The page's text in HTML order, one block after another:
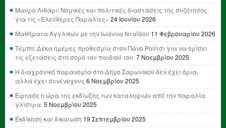
Μαύρο Λιθάρι: Νομικές και πολιτικές διαστάσεις της συζήτησης
για τις «Ελεύθερες Παραλίες» 24 Ιουνίου 2026
Μαθήματα Αγγλικών με την Ιωάννα Νταΐδου 11 Φεβρουαρίου 2026
Τέμπη: Δέκα ημέρες προθεσμία στον Πάνο Ρούτσι για να ορίσει
τις εξετάσεις στη σορό του παιδιού του. 7 Νοεμβρίου 2025
Η διαχρονική παρανομία στο Δήμο Σαρωνικού δεν έχει όρια,
αλλά έχει συνένοχους 6 Νοεμβρίου 2025
Έφτασε η ώρα της εκδίωξης των καταληψιών από την παραλία
γλίστρα. 5 Νοεμβρίου 2025
Εκδίκηση και δικαίωση 19 Σεπτεμβρίου 2025